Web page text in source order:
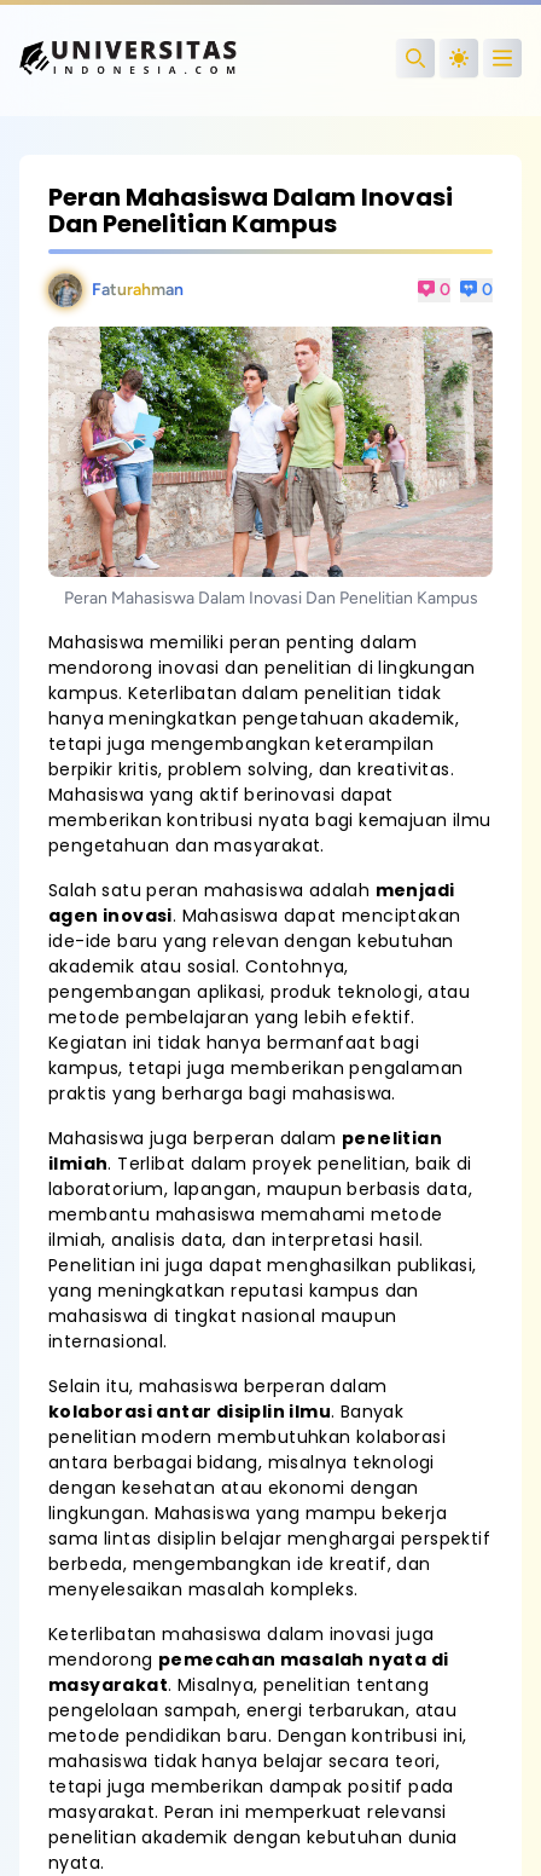
Search
Peran Mahasiswa Dalam Inovasi
Dan Penelitian Kampus
Faturahman 0 0
Peran Mahasiswa Dalam Inovasi Dan Penelitian Kampus
Mahasiswa memiliki peran penting dalam
mendorong inovasi dan penelitian di lingkungan
kampus. Keterlibatan dalam penelitian tidak
hanya meningkatkan pengetahuan akademik,
tetapi juga mengembangkan keterampilan
berpikir kritis, problem solving, dan kreativitas.
Mahasiswa yang aktif berinovasi dapat
memberikan kontribusi nyata bagi kemajuan ilmu
pengetahuan dan masyarakat.
Salah satu peran mahasiswa adalah menjadi
agen inovasi. Mahasiswa dapat menciptakan
ide-ide baru yang relevan dengan kebutuhan
akademik atau sosial. Contohnya,
pengembangan aplikasi, produk teknologi, atau
metode pembelajaran yang lebih efektif.
Kegiatan ini tidak hanya bermanfaat bagi
kampus, tetapi juga memberikan pengalaman
praktis yang berharga bagi mahasiswa.
Mahasiswa juga berperan dalam penelitian
ilmiah. Terlibat dalam proyek penelitian, baik di
laboratorium, lapangan, maupun berbasis data,
membantu mahasiswa memahami metode
ilmiah, analisis data, dan interpretasi hasil.
Penelitian ini juga dapat menghasilkan publikasi,
yang meningkatkan reputasi kampus dan
mahasiswa di tingkat nasional maupun
internasional.
Selain itu, mahasiswa berperan dalam
kolaborasi antar disiplin ilmu. Banyak
penelitian modern membutuhkan kolaborasi
antara berbagai bidang, misalnya teknologi
dengan kesehatan atau ekonomi dengan
lingkungan. Mahasiswa yang mampu bekerja
sama lintas disiplin belajar menghargai perspektif
berbeda, mengembangkan ide kreatif, dan
menyelesaikan masalah kompleks.
Keterlibatan mahasiswa dalam inovasi juga
mendorong pemecahan masalah nyata di
masyarakat. Misalnya, penelitian tentang
pengelolaan sampah, energi terbarukan, atau
metode pendidikan baru. Dengan kontribusi ini,
mahasiswa tidak hanya belajar secara teori,
tetapi juga memberikan dampak positif pada
masyarakat. Peran ini memperkuat relevansi
penelitian akademik dengan kebutuhan dunia
nyata.